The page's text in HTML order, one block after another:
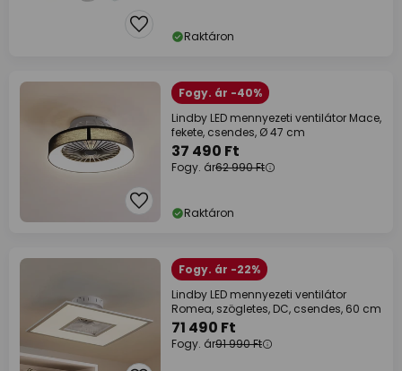
Raktáron
Fogy. ár -40%
Lindby LED mennyezeti ventilátor Mace,
fekete, csendes, Ø 47 cm
37 490 Ft
Fogy. ár62 990 Ft
Raktáron
Fogy. ár -22%
Lindby LED mennyezeti ventilátor
Romea, szögletes, DC, csendes, 60 cm
71 490 Ft
Fogy. ár91 990 Ft